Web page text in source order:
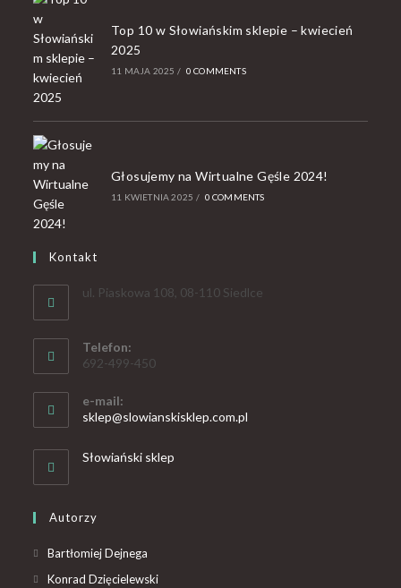
Top 10 w Słowiańskim sklepie – kwiecień
2025
11 MAJA 2025 / 0 COMMENTS
Głosujemy na Wirtualne Gęśle 2024!
11 KWIETNIA 2025 / 0 COMMENTS
Kontakt
ul. Piaskowa 108, 08-110 Siedlce
Telefon:
692-499-450
e-mail:
sklep@slowianskisklep.com.pl
Słowiański sklep
Autorzy
Bartłomiej Dejnega
Konrad Dzięcielewski